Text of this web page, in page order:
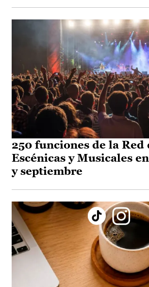
250 funciones de la Red
Escénicas y Musicales
y septiembre